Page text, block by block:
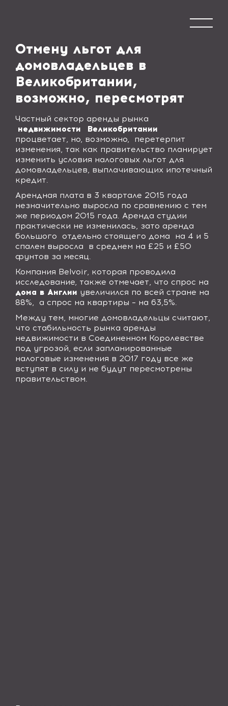
Отмену льгот для
домовладельцев в
Великобритании,
возможно, пересмотрят
Частный сектор аренды рынка
недвижимости
Великобритании
процветает, но, возможно,
перетерпит
изменения, так как правительство планирует
изменить условия налоговых льгот для
домовладельцев, выплачивающих ипотечный
кредит.
Арендная плата в 3 квартале 2015 года
незначительно выросла по сравнению с тем
же периодом 2015 года. Аренда студии
практически не изменилась, зато аренда
большого
отдельно стоящего дома
на 4 и 5
спален выросла
в среднем на £25 и £50
фунтов за месяц.
Компания Belvoir, которая проводила
исследование, также отмечает, что спрос на
дома в Англии увеличился по всей стране на
88%,
а спрос на квартиры – на 63,5%.
Между тем, многие домовладельцы считают,
что стабильность рынка аренды
недвижимости в Соединенном Королевстве
под угрозой, если запланированные
налоговые изменения в 2017 году все же
вступят в силу и не будут пересмотрены
правительством.